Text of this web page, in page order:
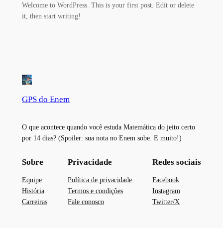
Welcome to WordPress. This is your first post. Edit or delete
it, then start writing!
GPS do Enem
O que acontece quando você estuda Matemática do jeito certo
por 14 dias? (Spoiler: sua nota no Enem sobe. E muito!)
Sobre
Equipe
História
Carreiras
Privacidade
Política de privacidade
Termos e condições
Fale conosco
Redes sociais
Facebook
Instagram
Twitter/X